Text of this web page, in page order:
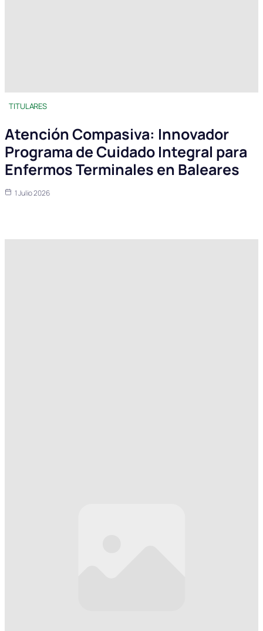
TITULARES
Atención Compasiva: Innovador
Programa de Cuidado Integral para
Enfermos Terminales en Baleares
1 Julio 2026